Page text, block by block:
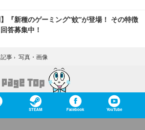
】『新種のゲーミング“蚊”が登場！ その特徴
答募集中！
記事 › 写真・画像
STEAM Facebook YouTube